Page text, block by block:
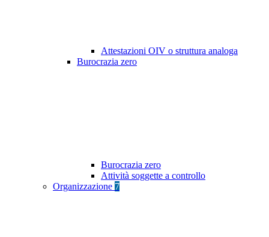
Attestazioni OIV o struttura analoga
Burocrazia zero
Burocrazia zero
Attività soggette a controllo
Organizzazione 7